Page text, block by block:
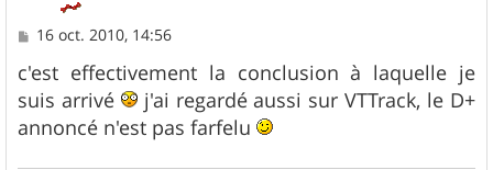
M
s
s
a
g
e
16 oct. 2010, 14:56
c'est effectivement la conclusion à laquelle je
suis arrivé
j'ai regardé aussi sur VTTrack, le D+
annoncé n'est pas farfelu